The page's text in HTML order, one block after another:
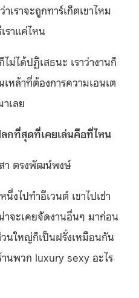
าเราจะถูกทาร์เก็ตเขาไหม
ราแค่ไหน
ม่ได้ปฏิเสธนะ เราว่างานก็
เหล้าที่ต้องการความเอนเต
เลย
กที่สุดที่เคยเล่นคือที่ไหน
สา ตรงพัฒน์พงษ์
ไปทำอีเวนต์ เขาไปเช่า
จะเคยจัดงานอื่นๆ มาก่อน
นใหญ่ก็เป็นฝรั่งเหมือนกัน
านพวก luxury sexy อะไร